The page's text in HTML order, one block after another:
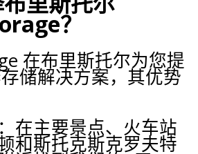
？
在布里斯托尔为您提
储解决方案，其优势
在主要景点、火车站
和斯托克斯克罗夫特